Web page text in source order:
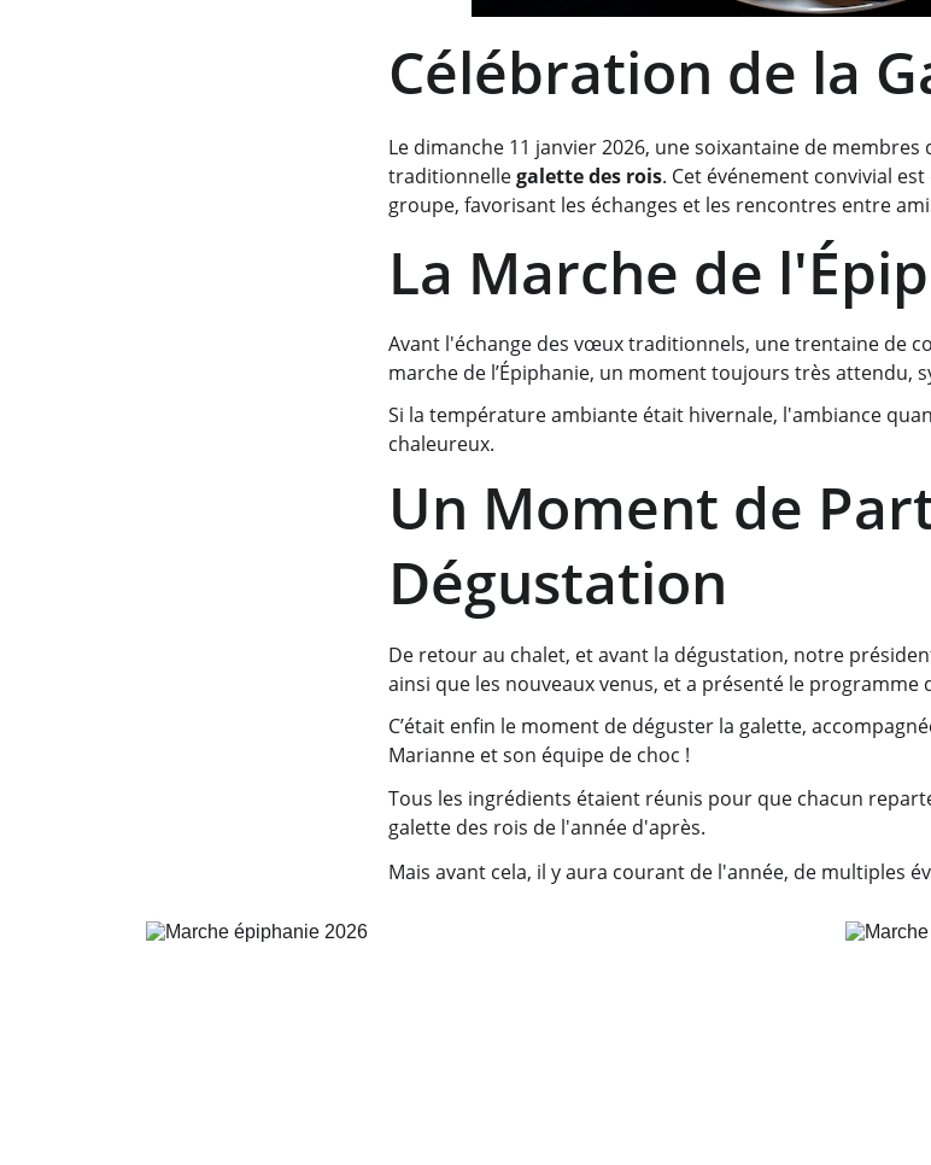
Célébration de la
Le dimanche 11 janvier 2026, une soixantaine de
traditionnelle galette des rois. Cet événement convivial
groupe, favorisant les échanges et les rencontres entre
La Marche de
Avant l'échange des vœux traditionnels, une trentaine de
marche de l’Épiphanie, un moment toujours très attendu,
Si la température ambiante était hivernale, l'ambiance
chaleureux.
Un Moment de
Dégustation
De retour au chalet, et avant la dégustation, notre
ainsi que les nouveaux venus, et a présenté le programme
C’était enfin le moment de déguster la galette,
Marianne et son équipe de choc !
Tous les ingrédients étaient réunis pour que chacun
galette des rois de l'année d'après.
Mais avant cela, il y aura courant de l'année, de multiples